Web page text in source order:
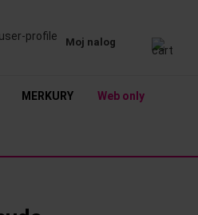
Moj nalog
MERKURY Web only